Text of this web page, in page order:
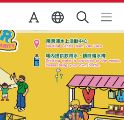
查看原圖